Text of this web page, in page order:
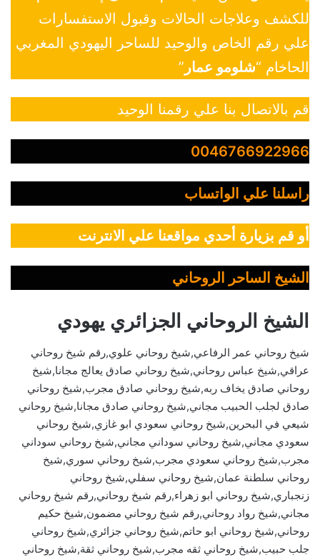
للكشف وعلاجات الحالات وقبول الاستفسارات
علي رقم الخاص والوحيد للساحر اليهودي المغربي
الحاخام “شلومو عمار ”
قم بالاتصال بنا علي رقمنا الوحيد
0046766922966
راسلنا علي الواتساب
أو قم بزيارة أحدي مواقعنا علي الانترنت
الشيخ الساحر الروحاني
الشيخ الروحاني الجزائري يهودي
شيخ روحاني عمر الرفاعي,شيخ روحاني علوي,رقم شيخ روحاني
عراقي,شيخ عباس روحاني,شيخ روحاني صادق يعالج مجانا,شيخ
روحاني صادق يخاف ربه,شيخ روحاني صادق مجرب,شيخ روحاني
صادق لجلب الحبيب مجاني,شيخ روحاني صادق مجانا,شيخ روحاني
شيعي في البحرين,شيخ روحاني سعودي ابو غازي,شيخ روحاني
سعودي مجاني,شيخ روحاني سوداني مجاني,شيخ روحاني سوداني
مجرب,شيخ روحاني سعودي مجرب,شيخ روحاني سوري,شيخ
روحاني سلطنة عمان,شيخ روحاني سفلي,شيخ روحاني
زنجباري,شيخ روحاني ابو زهراء,رقم شيخ روحاني,رقم شيخ روحاني
مجاني,شيخ رواد روحاني,رقم شيخ روحاني مضمون,شيخ حكيم
روحاني,شيخ روحاني ابو حاتم,شيخ روحاني جزائري,شيخ روحاني
جلب حبيب,شيخ روحاني ثقه مجرب,شيخ روحاني ثقة,شيخ روحاني